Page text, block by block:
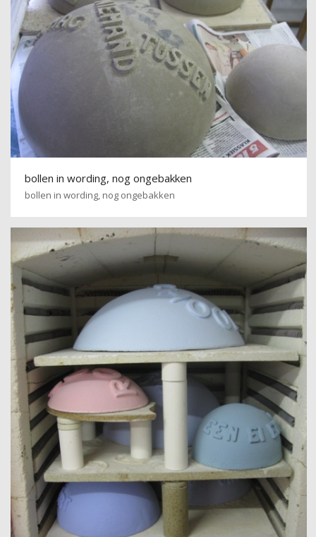
bollen in wording, nog ongebakken
bollen in wording, nog ongebakken